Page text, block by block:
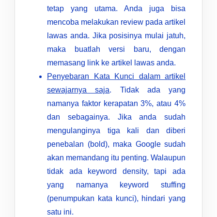
tetap yang utama. Anda juga bisa
mencoba melakukan review pada artikel
lawas anda. Jika posisinya mulai jatuh,
maka buatlah versi baru, dengan
memasang link ke artikel lawas anda.
Penyebaran Kata Kunci dalam artikel
sewajarnya saja. Tidak ada yang
namanya faktor kerapatan 3%, atau 4%
dan sebagainya. Jika anda sudah
mengulanginya tiga kali dan diberi
penebalan (bold), maka Google sudah
akan memandang itu penting. Walaupun
tidak ada keyword density, tapi ada
yang namanya keyword stuffing
(penumpukan kata kunci), hindari yang
satu ini.